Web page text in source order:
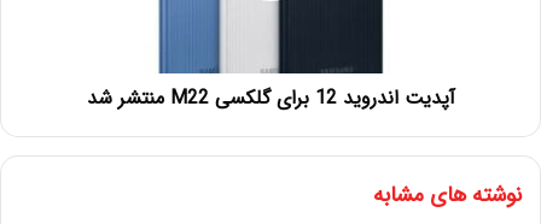
آپدیت اندروید 12 برای گلکسی M22 منتشر شد
نوشته های مشابه